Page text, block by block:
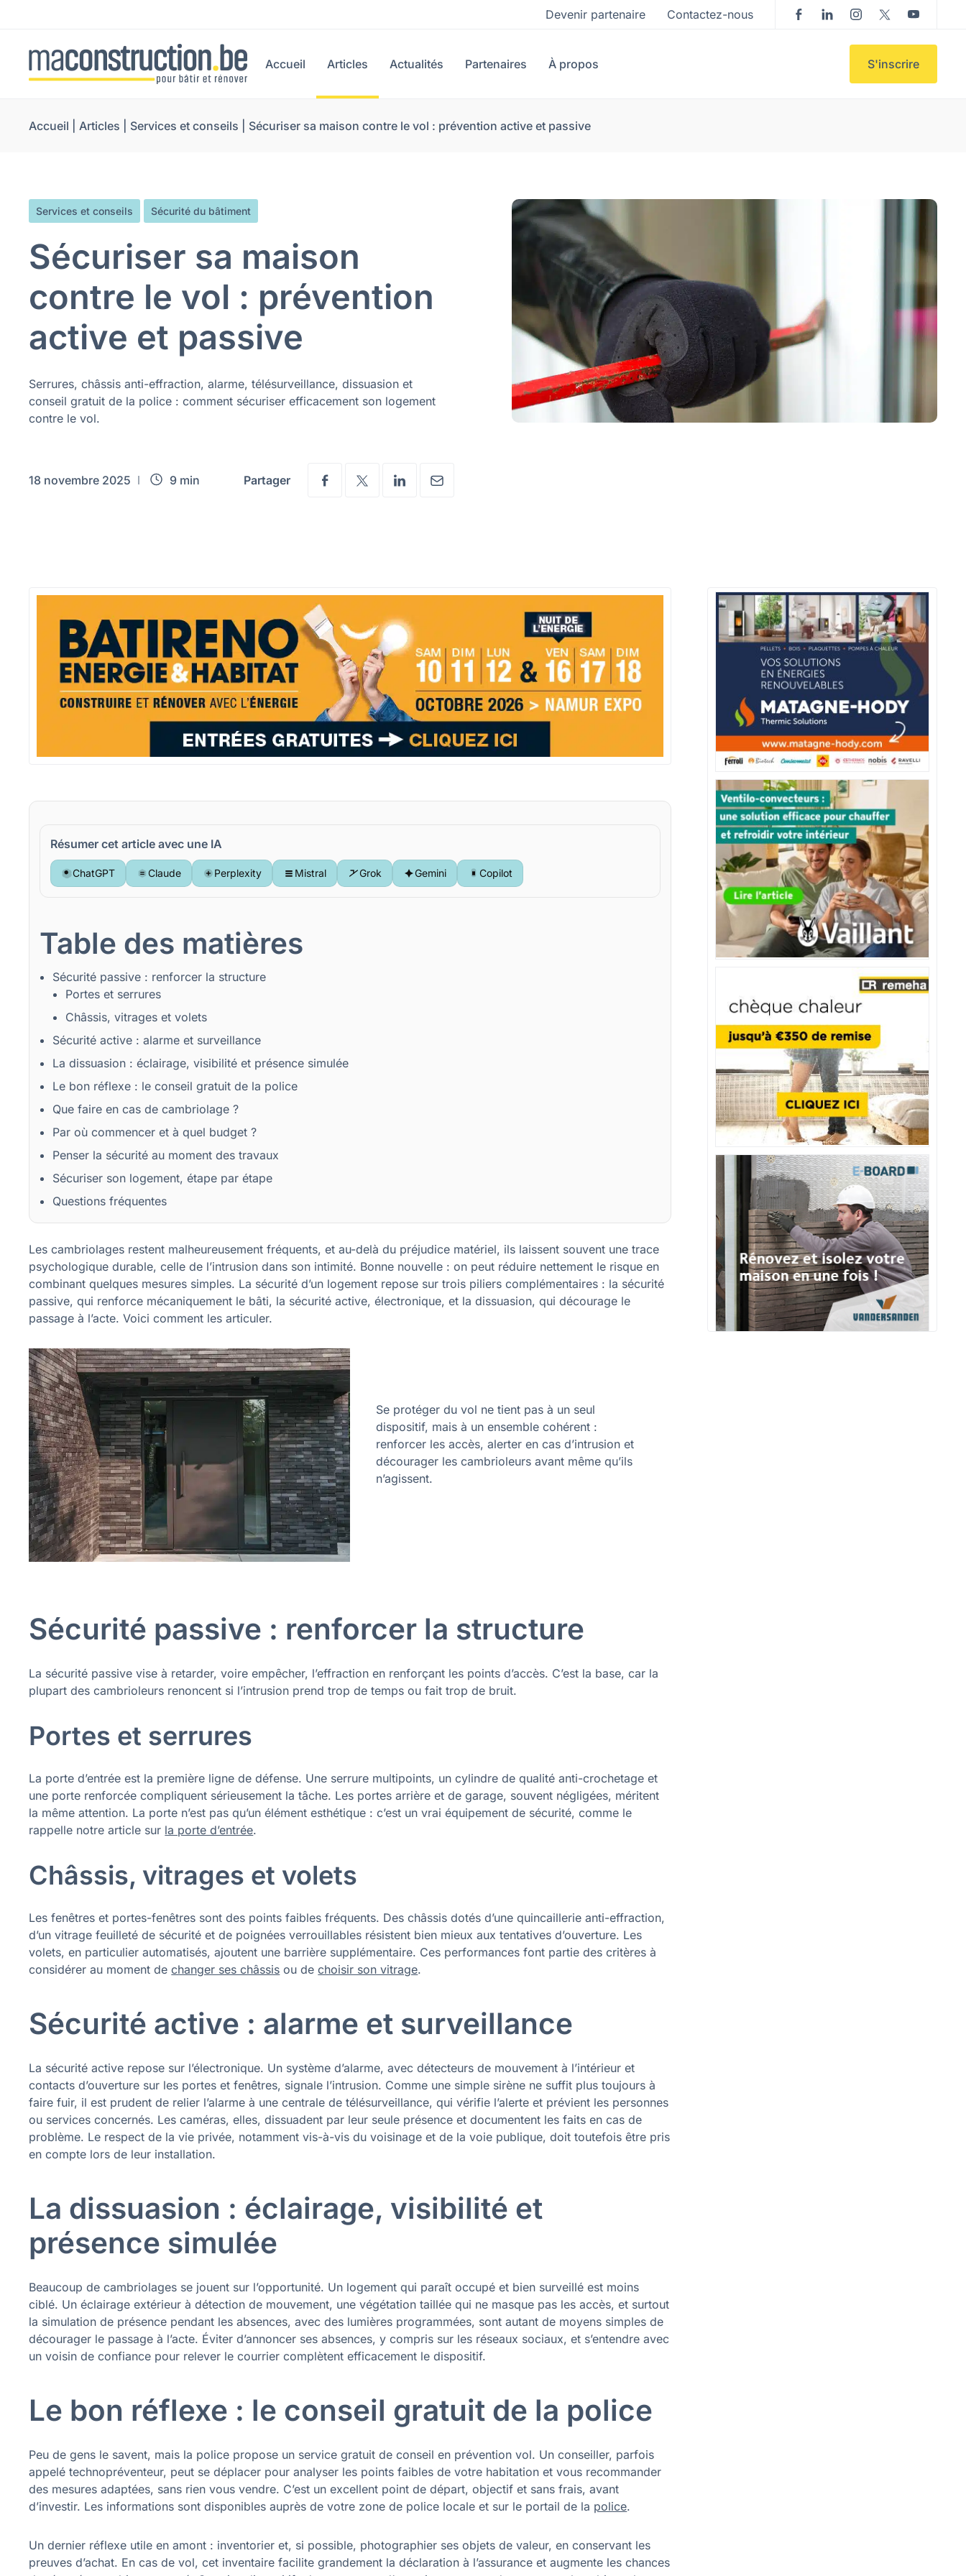
Devenir partenaire Contactez-nous
Accueil Articles Actualités Partenaires À propos S'inscrire
Accueil |Articles Services et conseils Sécuriser sa maison contre le vol : prévention active et passive
Services et conseils Sécurité du bâtiment
Sécuriser sa maison
contre le vol : prévention
active et passive
Serrures, châssis anti-effraction, alarme, télésurveillance, dissuasion et
conseil gratuit de la police : comment sécuriser efficacement son logement
contre le vol.
18 novembre 2025 9 min Partager
Résumer cet article avec une IA
ChatGPT Claude Perplexity Mistral Grok Gemini Copilot
Table des matières
Sécurité passive : renforcer la structure
Portes et serrures
Châssis, vitrages et volets
Sécurité active : alarme et surveillance
La dissuasion : éclairage, visibilité et présence simulée
Le bon réflexe : le conseil gratuit de la police
Que faire en cas de cambriolage ?
Par où commencer et à quel budget ?
Penser la sécurité au moment des travaux
Sécuriser son logement, étape par étape
Questions fréquentes
Les cambriolages restent malheureusement fréquents, et au-delà du préjudice matériel, ils laissent souvent une trace
psychologique durable, celle de l’intrusion dans son intimité. Bonne nouvelle : on peut réduire nettement le risque en
combinant quelques mesures simples. La sécurité d’un logement repose sur trois piliers complémentaires : la sécurité
passive, qui renforce mécaniquement le bâti, la sécurité active, électronique, et la dissuasion, qui décourage le
passage à l’acte. Voici comment les articuler.
Se protéger du vol ne tient pas à un seul
dispositif, mais à un ensemble cohérent :
renforcer les accès, alerter en cas d’intrusion et
décourager les cambrioleurs avant même qu’ils
n’agissent.
Sécurité passive : renforcer la structure
La sécurité passive vise à retarder, voire empêcher, l’effraction en renforçant les points d’accès. C’est la base, car la
plupart des cambrioleurs renoncent si l’intrusion prend trop de temps ou fait trop de bruit.
Portes et serrures
La porte d’entrée est la première ligne de défense. Une serrure multipoints, un cylindre de qualité anti-crochetage et
une porte renforcée compliquent sérieusement la tâche. Les portes arrière et de garage, souvent négligées, méritent
la même attention. La porte n’est pas qu’un élément esthétique : c’est un vrai équipement de sécurité, comme le
rappelle notre article sur la porte d’entrée.
Châssis, vitrages et volets
Les fenêtres et portes-fenêtres sont des points faibles fréquents. Des châssis dotés d’une quincaillerie anti-effraction,
d’un vitrage feuilleté de sécurité et de poignées verrouillables résistent bien mieux aux tentatives d’ouverture. Les
volets, en particulier automatisés, ajoutent une barrière supplémentaire. Ces performances font partie des critères à
considérer au moment dechanger ses châssis ou dechoisir son vitrage.
Sécurité active : alarme et surveillance
La sécurité active repose sur l’électronique. Un système d’alarme, avec détecteurs de mouvement à l’intérieur et
contacts d’ouverture sur les portes et fenêtres, signale l’intrusion. Comme une simple sirène ne suffit plus toujours à
faire fuir, il est prudent de relier l’alarme à une centrale de télésurveillance, qui vérifie l’alerte et prévient les personnes
ou services concernés. Les caméras, elles, dissuadent par leur seule présence et documentent les faits en cas de
problème. Le respect de la vie privée, notamment vis-à-vis du voisinage et de la voie publique, doit toutefois être pris
en compte lors de leur installation.
La dissuasion : éclairage, visibilité et
présence simulée
Beaucoup de cambriolages se jouent sur l’opportunité. Un logement qui paraît occupé et bien surveillé est moins
ciblé. Un éclairage extérieur à détection de mouvement, une végétation taillée qui ne masque pas les accès, et surtout
la simulation de présence pendant les absences, avec des lumières programmées, sont autant de moyens simples de
décourager le passage à l’acte. Éviter d’annoncer ses absences, y compris sur les réseaux sociaux, et s’entendre avec
un voisin de confiance pour relever le courrier complètent efficacement le dispositif.
Le bon réflexe : le conseil gratuit de la police
Peu de gens le savent, mais la police propose un service gratuit de conseil en prévention vol. Un conseiller, parfois
appelé technopréventeur, peut se déplacer pour analyser les points faibles de votre habitation et vous recommander
des mesures adaptées, sans rien vous vendre. C’est un excellent point de départ, objectif et sans frais, avant
d’investir. Les informations sont disponibles auprès de votre zone de police locale et sur le portail de la police.
Un dernier réflexe utile en amont : inventorier et, si possible, photographier ses objets de valeur, en conservant les
preuves d’achat. En cas de vol, cet inventaire facilite grandement la déclaration à l’assurance et augmente les chances